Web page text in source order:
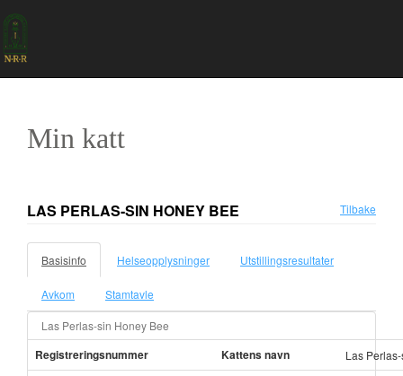
Min katt
LAS PERLAS-SIN HONEY BEE Tilbake
Basisinfo Helseopplysninger Utstillingsresultater
Avkom Stamtavle
Las Perlas-sin Honey Bee
Registreringsnummer Kattens navn Las